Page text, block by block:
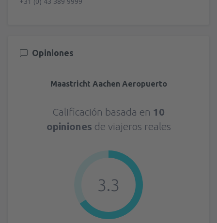
Opiniones
Maastricht Aachen Aeropuerto
Calificación basada en 10
opiniones de viajeros reales
3.3